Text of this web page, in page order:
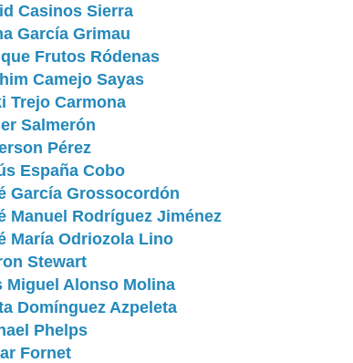
Casinos Sierra
García Grimau
Frutos Ródenas
Camejo Sayas
Trejo Carmona
Salmerón
Pérez
España Cobo
García Grossocordón
Manuel Rodríguez Jiménez
María Odriozola Lino
Stewart
Miguel Alonso Molina
Domínguez Azpeleta
Phelps
Fornet